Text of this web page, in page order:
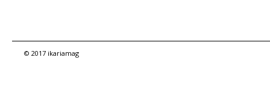
© 2017 ikariamag